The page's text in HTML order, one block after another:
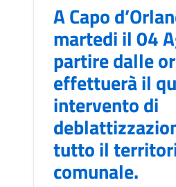
A Capo
martedi il 04
partire dalle
effettuerà il
intervento di
tutto il
comunale.